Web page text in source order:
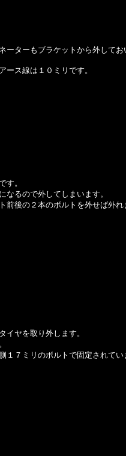
ーターもブラケットから外してお
ース線は１０ミリです。
す。
なるので外してしまいます。
後の２本のボルトを外せば外れ
イヤを取り外します。
７ミリのボルトで固定されてい